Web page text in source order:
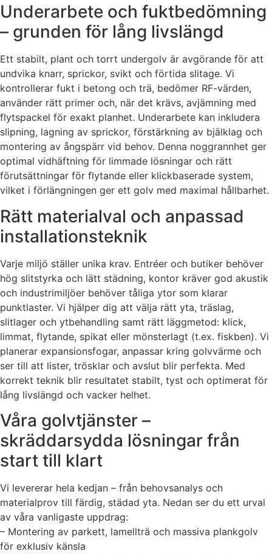
Underarbete och fuktbedömning
– grunden för lång livslängd
Ett stabilt, plant och torrt undergolv är avgörande för att
undvika knarr, sprickor, svikt och förtida slitage. Vi
kontrollerar fukt i betong och trä, bedömer RF-värden,
använder rätt primer och, när det krävs, avjämning med
flytspackel för exakt planhet. Underarbete kan inkludera
slipning, lagning av sprickor, förstärkning av bjälklag och
montering av ångspärr vid behov. Denna noggrannhet ger
optimal vidhäftning för limmade lösningar och rätt
förutsättningar för flytande eller klickbaserade system,
vilket i förlängningen ger ett golv med maximal hållbarhet.
Rätt materialval och anpassad
installationsteknik
Varje miljö ställer unika krav. Entréer och butiker behöver
hög slitstyrka och lätt städning, kontor kräver god akustik
och industrimiljöer behöver tåliga ytor som klarar
punktlaster. Vi hjälper dig att välja rätt yta, träslag,
slitlager och ytbehandling samt rätt läggmetod: klick,
limmat, flytande, spikat eller mönsterlagt (t.ex. fiskben). Vi
planerar expansionsfogar, anpassar kring golvvärme och
ser till att lister, trösklar och avslut blir perfekta. Med
korrekt teknik blir resultatet stabilt, tyst och optimerat för
lång livslängd och vacker helhet.
Våra golvtjänster –
skräddarsydda lösningar från
start till klart
Vi levererar hela kedjan – från behovsanalys och
materialprov till färdig, städad yta. Nedan ser du ett urval
av våra vanligaste uppdrag:
– Montering av parkett, lamellträ och massiva plankgolv
för exklusiv känsla